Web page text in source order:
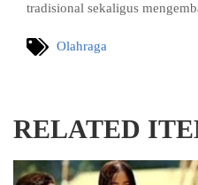
tradisional sekaligus
Olahraga
RELATED